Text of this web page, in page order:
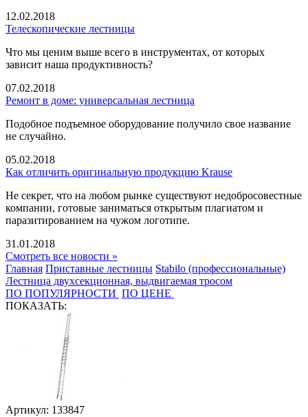
12.02.2018
Телескопические лестницы
Что мы ценим выше всего в инструментах, от которых
зависит наша продуктивность?
07.02.2018
Ремонт в доме: универсальная лестница
Подобное подъемное оборудование получило свое название
не случайно.
05.02.2018
Как отличить оригинальную продукцию Krause
Не секрет, что на любом рынке существуют недобросовестные
компании, готовые заниматься открытым плагиатом и
паразитированием на чужом логотипе.
31.01.2018
Смотреть все новости »
Главная Приставные лестницы Stabilo (профессиональные)
Лестница двухсекционная, выдвигаемая тросом
ПО ПОПУЛЯРНОСТИ ПО ЦЕНЕ
ПОКАЗАТЬ:
Артикул: 133847